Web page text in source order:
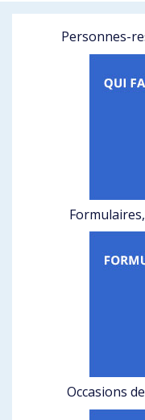
Personnes-
Occasions